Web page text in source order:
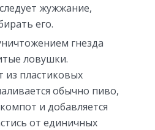
жужжание,
его.
гнезда
ловушки.
из пластиковых
обычно пиво,
и добавляется
от единичных